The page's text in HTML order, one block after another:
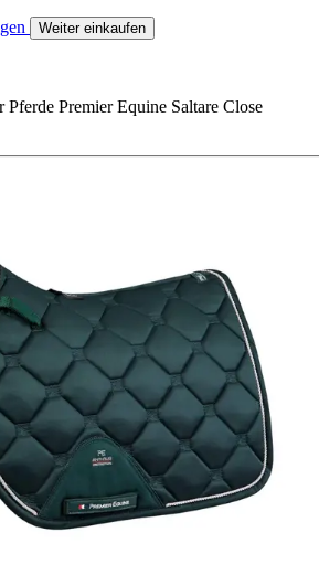
Weiter einkaufen
Pferde Premier Equine Saltare Close